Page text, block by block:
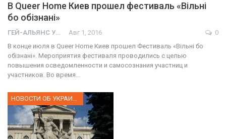
В Queer Home Киев прошел фестиваль «Вільні
бо обізнані»
ГЕЙ-АЛЬЯНС УКРАИНА Авг 1, 2016
0
В конце июля в Queer Home Киев прошел Фестиваль «Вільні бо
обізнані». Мероприятия фестиваля проводились с целью
повышения осведомленности и самосознания участниц и
участников. Во время…
НОВОСТИ ОБ УКРАИНЕ